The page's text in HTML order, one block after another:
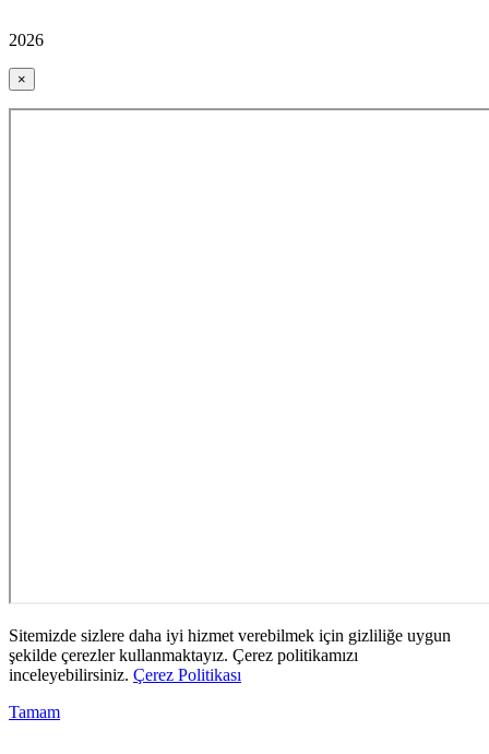
2026
×
Sitemizde sizlere daha iyi hizmet verebilmek için gizliliğe uygun
şekilde çerezler kullanmaktayız. Çerez politikamızı
inceleyebilirsiniz. Çerez Politikası
Tamam